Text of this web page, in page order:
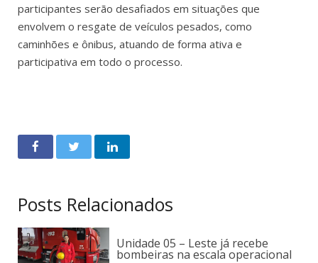
participantes serão desafiados em situações que
envolvem o resgate de veículos pesados, como
caminhões e ônibus, atuando de forma ativa e
participativa em todo o processo.
Posts Relacionados
Unidade 05 – Leste já recebe
bombeiras na escala operacional